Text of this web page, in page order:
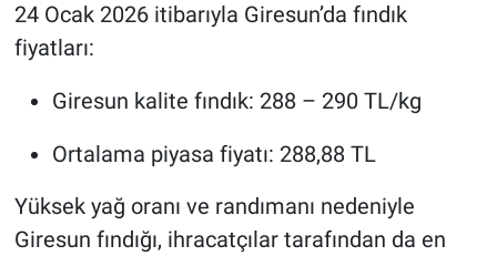
24 Ocak 2026 itibarıyla Giresun’da fındık
fiyatları:
Giresun kalite fındık: 288 – 290 TL/kg
Ortalama piyasa fiyatı: 288,88 TL
Yüksek yağ oranı ve randımanı nedeniyle
Giresun fındığı, ihracatçılar tarafından da en